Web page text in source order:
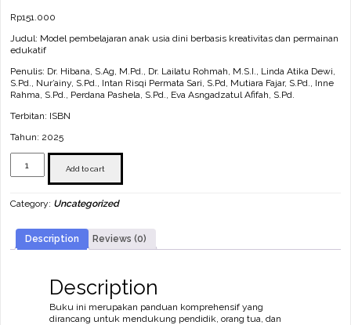
Rp151.000
Judul: Model pembelajaran anak usia dini berbasis kreativitas dan permainan
edukatif
Penulis: Dr. Hibana, S.Ag, M.Pd., Dr. Lailatu Rohmah, M.S.I., Linda Atika Dewi,
S.Pd., Nur’ainy, S.Pd., Intan Risqi Permata Sari, S.Pd, Mutiara Fajar, S.Pd., Inne
Rahma, S.Pd., Perdana Pashela, S.Pd., Eva Asngadzatul Afifah, S.Pd.
Terbitan: ISBN
Tahun: 2025
pembelajaran
dini
kreativitas
permainan
Add to cart
Category: Uncategorized
Description Reviews (0)
Description
Buku ini merupakan panduan komprehensif yang
dirancang untuk mendukung pendidik, orang tua, dan